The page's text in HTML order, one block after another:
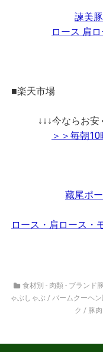
諫美
ロース 肩
■楽天市場
↓↓↓今ならお
＞＞毎朝
藏尾ポ
ロース・肩ロース・
食材別 - 肉類 - ブランド豚
ゃぶしゃぶ / バームクーヘン
ク / 豚肉